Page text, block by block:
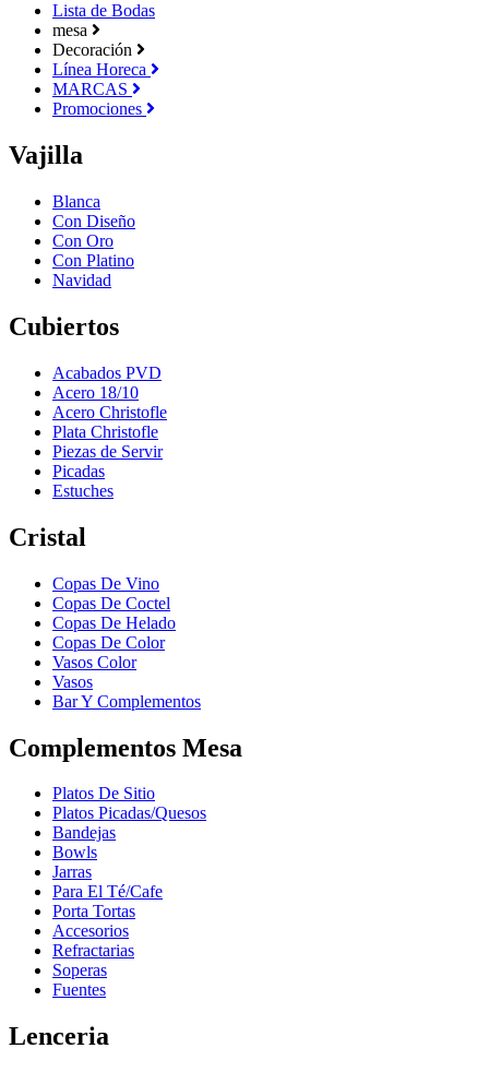
Lista de Bodas
mesa
Decoración
Línea Horeca
MARCAS
Promociones
Vajilla
Blanca
Con Diseño
Con Oro
Con Platino
Navidad
Cubiertos
Acabados PVD
Acero 18/10
Acero Christofle
Plata Christofle
Piezas de Servir
Picadas
Estuches
Cristal
Copas De Vino
Copas De Coctel
Copas De Helado
Copas De Color
Vasos Color
Vasos
Bar Y Complementos
Complementos Mesa
Platos De Sitio
Platos Picadas/Quesos
Bandejas
Bowls
Jarras
Para El Té/Cafe
Porta Tortas
Accesorios
Refractarias
Soperas
Fuentes
Lenceria